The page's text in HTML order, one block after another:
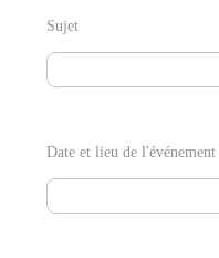
Sujet
Date et lieu de l'événement